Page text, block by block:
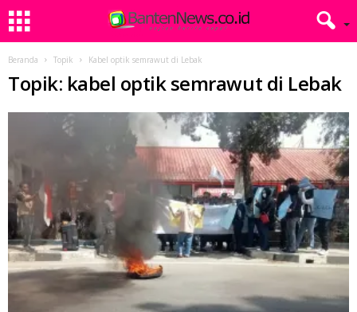
Beranda Topik Kabel optik semrawut di Lebak
Topik: kabel optik semrawut di Lebak